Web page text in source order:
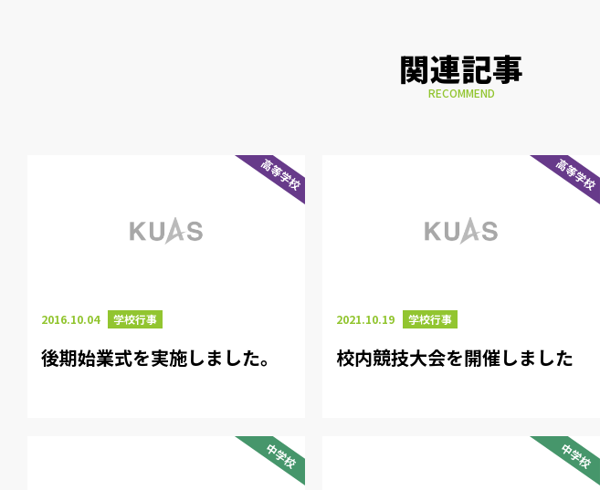
関連記事
RECOMMEND
高等学校
2016.10.04 学校行事
後期始業式を実施しました。
高等学校
2021.10.19 学校行事
校内競技大会を開催しました
中学校 中学校